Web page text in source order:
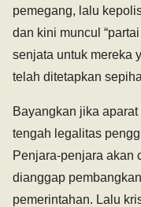
pemegang, lalu
dan kini muncul
senjata untuk mereka
telah ditetapkan
Bayangkan jika
tengah legalitas
Penjara-penjara akan
dianggap
pemerintahan. Lalu